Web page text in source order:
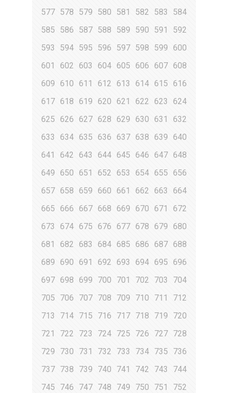
577 578 579 580 581 582 583
584
585
586 587 588 589 590 591
592
593
594 595 596 597 598 599
600
601
602 603 604 605 606 607 608
609
610 611 612 613 614 615
616
617 618 619 620 621 622 623
624
625
626 627 628 629 630 631
632
633
634 635 636 637 638 639 640
641
642 643 644 645 646 647 648
649
650 651 652 653 654 655 656
657 658 659 660 661 662 663
664
665
666 667 668 669 670 671
672
673
674 675 676 677 678 679
680
681
682 683 684 685 686 687 688
689
690 691 692 693 694 695
696
697 698 699 700 701 702 703
704
705
706 707 708 709 710 711
712
713
714 715 716 717 718 719
720
721
722 723 724 725 726 727 728
729
730 731 732 733 734 735
736
737 738 739 740 741 742 743
744
745
746 747 748 749 750 751
752